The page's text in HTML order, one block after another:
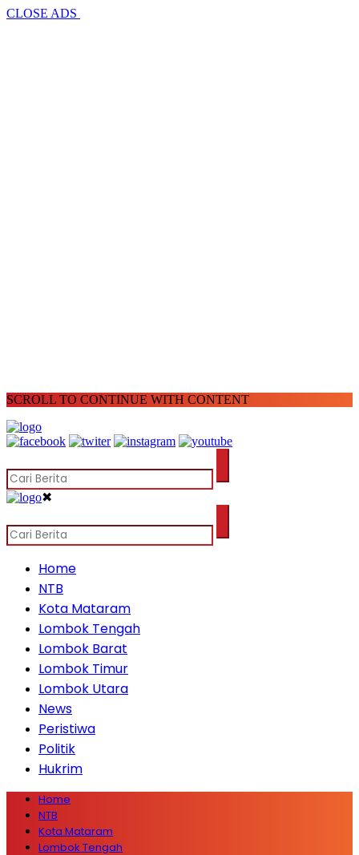
CLOSE ADS
SCROLL TO CONTINUE WITH CONTENT
✖
Home
NTB
Kota Mataram
Lombok Tengah
Lombok Barat
Lombok Timur
Lombok Utara
News
Peristiwa
Politik
Hukrim
Home
NTB
Kota Mataram
Lombok Tengah